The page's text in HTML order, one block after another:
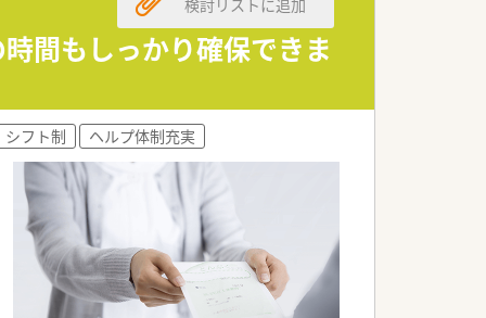
間もしっかり確保できま
検討リストに追加
シフト制 ヘルプ体制充実